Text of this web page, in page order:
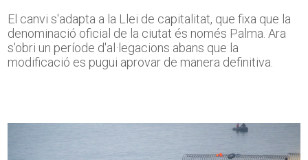
El canvi s'adapta a la Llei de capitalitat, que fixa que la
denominació oficial de la ciutat és només Palma. Ara
s'obri un període d'al·legacions abans que la
modificació es pugui aprovar de manera definitiva.